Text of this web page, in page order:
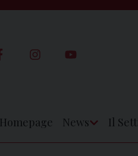
Homepage News Il